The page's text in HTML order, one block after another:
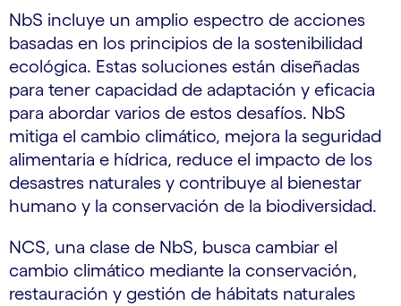
NbS incluye un amplio espectro de acciones
basadas en los principios de la sostenibilidad
ecológica. Estas soluciones están diseñadas
para tener capacidad de adaptación y eficacia
para abordar varios de estos desafíos. NbS
mitiga el cambio climático, mejora la seguridad
alimentaria e hídrica, reduce el impacto de los
desastres naturales y contribuye al bienestar
humano y la conservación de la biodiversidad.
NCS, una clase de NbS, busca cambiar el
cambio climático mediante la conservación,
restauración y gestión de hábitats naturales